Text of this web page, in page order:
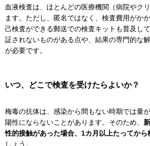
血液検査は、ほとんどの医療機関（病院やク
ます。ただし、匿名ではなく、検査費用がか
己検査ができる郵送での検査キットも普及し
証されないものがある点や、結果の専門的な
が必要です。
いつ、どこで検査を受けたらよいか？
梅毒の抗体は、感染から間もない時期では量
陽性にならないことがあります。そのため、
性的接触があった場合、1カ月以上たってから
しょう。